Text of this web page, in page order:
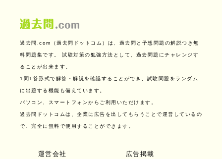
過去問.com（過去問ドットコム）は、過去問と予想問題の解説つき無
料問題集です。 試験対策の勉強方法として、過去問題にチャレンジす
ることが出来ます。
1問1答形式で解答・解説を確認することができ、試験問題をランダム
に出題する機能も備えています。
パソコン、スマートフォンからご利用いただけます。
過去問ドットコムは、企業に広告を出してもらうことで運営しているの
で、完全に無料で使用することができます。
運営会社 広告掲載